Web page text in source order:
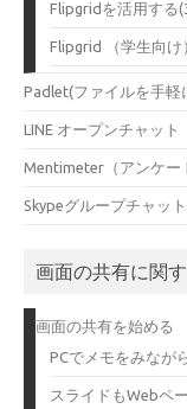
Flipgridを活用する
Flipgrid （学生向け
Padlet(ファイルを手軽
LINE オープンチャット
Mentimeter（アンケー
Skypeグループチャッ
画面の共有に関
画面の共有を始める
PCでメモをみなが
スライドもWebペ